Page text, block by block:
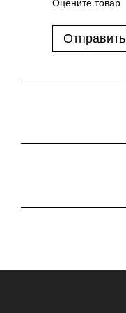
Оцените товар
Отправить